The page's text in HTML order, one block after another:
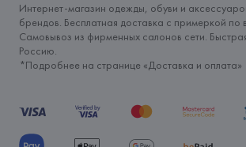
Интернет-магазин одежды, обуви и
брендов. Бесплатная доставка с примеркой по
Самовывоз из фирменных салонов сети.
Россию.
*Подробнее на странице «Доставка и оплата»